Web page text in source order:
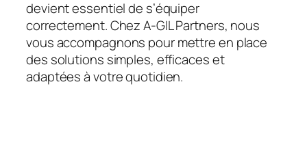
devient essentiel de s’équiper
correctement. Chez A-GIL Partners, nous
vous accompagnons pour mettre en place
des solutions simples, efficaces et
adaptées à votre quotidien.